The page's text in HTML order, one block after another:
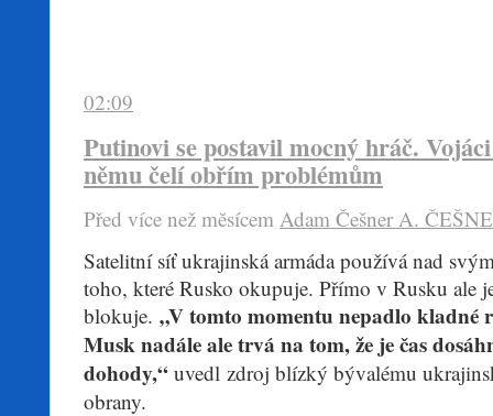
02:09
Putinovi se postavil mocný hráč.
němu čelí obřím problémům
Před více než mĕsícem Adam Češner A.
​Satelitní síť ukrajinská armáda používá nad
toho, které Rusko okupuje. Přímo v Rusku ale
blokuje. „V tomto momentu nepadlo kladné
Musk nadále ale trvá na tom, že je čas
dohody,“ uvedl zdroj blízký bývalému
obrany.